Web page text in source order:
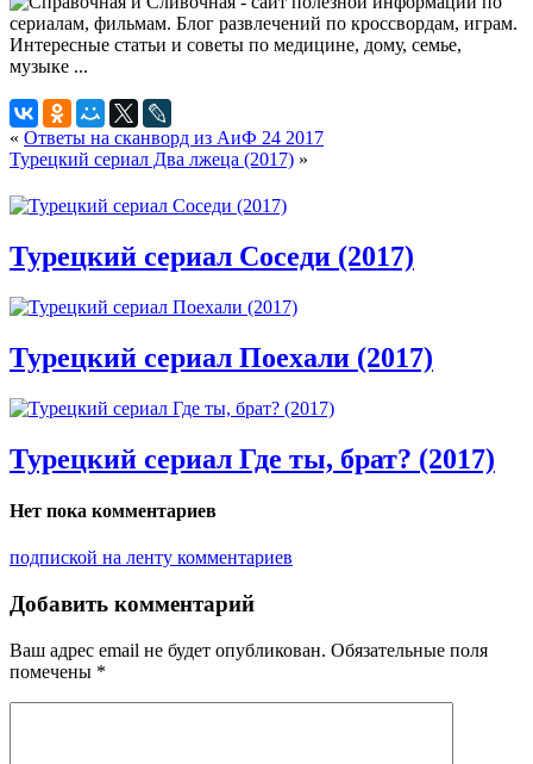
« Ответы на сканворд из АиФ 24 2017
Турецкий сериал Два лжеца (2017) »
Турецкий сериал Соседи (2017)
Турецкий сериал Поехали (2017)
Турецкий сериал Где ты, брат? (2017)
Нет пока комментариев
подпиской на ленту комментариев
Добавить комментарий
Ваш адрес email не будет опубликован. Обязательные поля
помечены *